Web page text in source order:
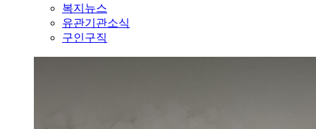
복지뉴스
유관기관소식
구인구직